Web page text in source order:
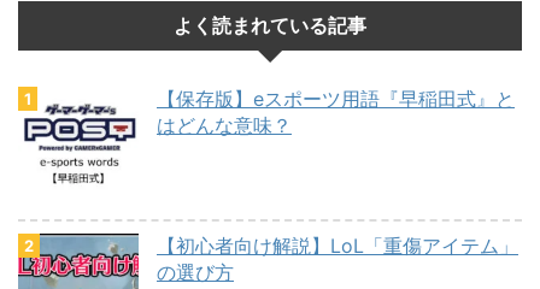
よく読まれている記事
【保存版】eスポーツ用語『早稲田式』と
はどんな意味？
【初心者向け解説】LoL「重傷アイテム」
の選び方